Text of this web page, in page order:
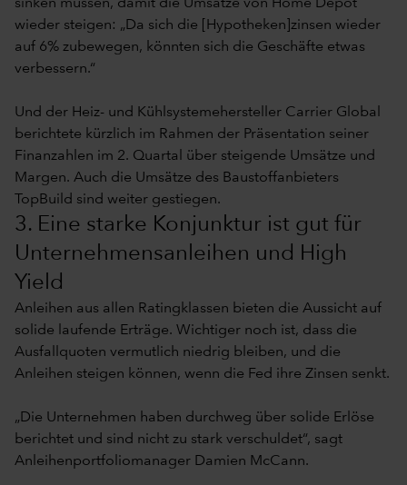
sinken müssen, damit die Umsätze von Home Depot
wieder steigen: „Da sich die [Hypotheken]zinsen wieder
auf 6% zubewegen, könnten sich die Geschäfte etwas
verbessern.“
Und der Heiz- und Kühlsystemehersteller Carrier Global
berichtete kürzlich im Rahmen der Präsentation seiner
Finanzahlen im 2. Quartal über steigende Umsätze und
Margen. Auch die Umsätze des Baustoffanbieters
TopBuild sind weiter gestiegen.
3. Eine starke Konjunktur ist gut für
Unternehmensanleihen und High
Yield
Anleihen aus allen Ratingklassen bieten die Aussicht auf
solide laufende Erträge. Wichtiger noch ist, dass die
Ausfallquoten vermutlich niedrig bleiben, und die
Anleihen steigen können, wenn die Fed ihre Zinsen senkt.
„Die Unternehmen haben durchweg über solide Erlöse
berichtet und sind nicht zu stark verschuldet“, sagt
Anleihenportfoliomanager Damien McCann.